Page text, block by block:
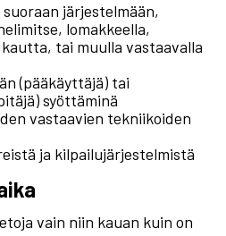
järjestelmään,
lomakkeella,
tai muulla vastaavalla
(pääkäyttäjä) tai
syöttäminä
vastaavien tekniikoiden
ja kilpailujärjestelmistä
vain niin kauan kuin on